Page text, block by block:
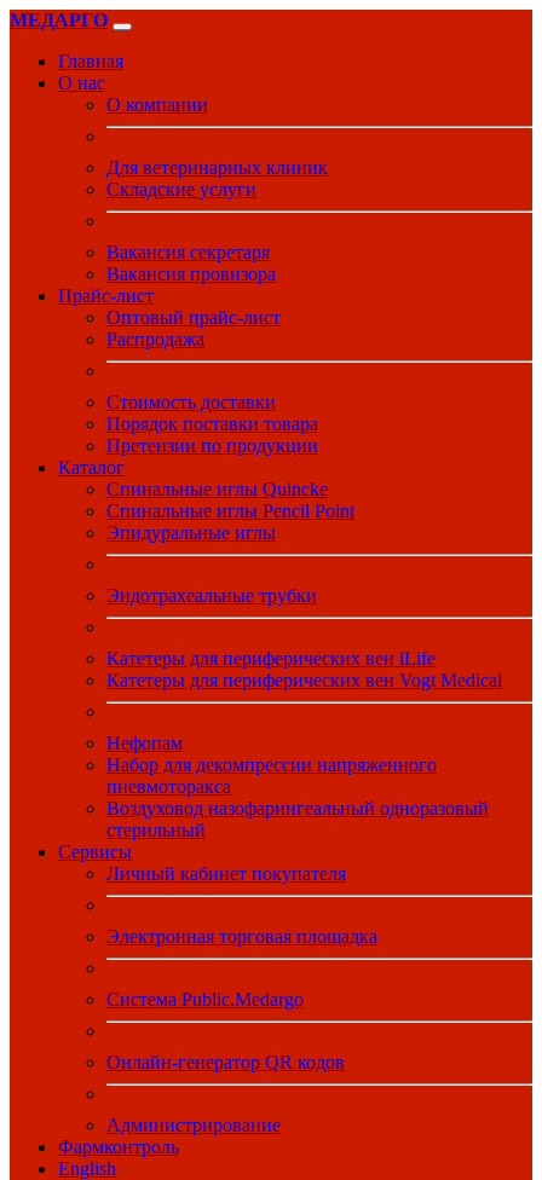
МЕДАРГО
Главная
О нас
О компании
Для ветеринарных клиник
Складские услуги
Вакансия секретаря
Вакансия провизора
Прайс-лист
Оптовый прайс-лист
Распродажа
Стоимость доставки
Порядок поставки товара
Претензии по продукции
Каталог
Спинальные иглы Quincke
Спинальные иглы Pencil Point
Эпидуральные иглы
Эндотрахеальные трубки
Катетеры для периферических вен iLife
Катетеры для периферических вен Vogt Medical
Нефопам
Набор для декомпрессии напряженного
пневмоторакса
Воздуховод назофарингеальный одноразовый
стерильный
Сервисы
Личный кабинет покупателя
Электронная торговая площадка
Система Public.Medargo
Онлайн-генератор QR кодов
Администрирование
Фармконтроль
English